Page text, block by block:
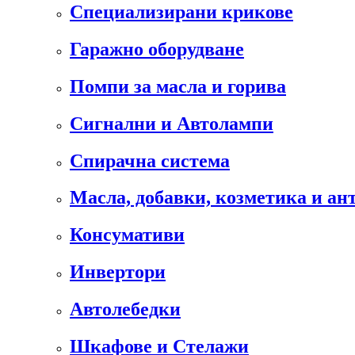
Специализирани крикове
Гаражно оборудване
Помпи за масла и горива
Сигнални и Автолампи
Спирачна система
Масла, добавки, козметика и
Консумативи
Инвертори
Автолебедки
Шкафове и Стелажи